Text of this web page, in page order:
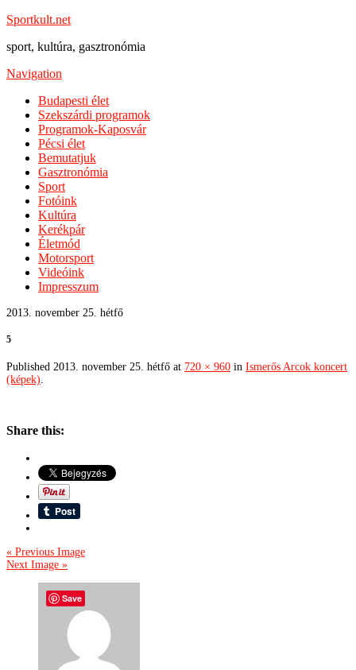
Sportkult.net
sport, kultúra, gasztronómia
Navigation
Budapesti élet
Szekszárdi programok
Programok-Kaposvár
Pécsi élet
Bemutatjuk
Gasztronómia
Sport
Fotóink
Kultúra
Kerékpár
Életmód
Motorsport
Videóink
Impresszum
2013. november 25. hétfő
5
Published 2013. november 25. hétfő at 720 × 960 in Ismerős Arcok koncert
(képek)
Share this:
« Previous Image
Next Image »
Save